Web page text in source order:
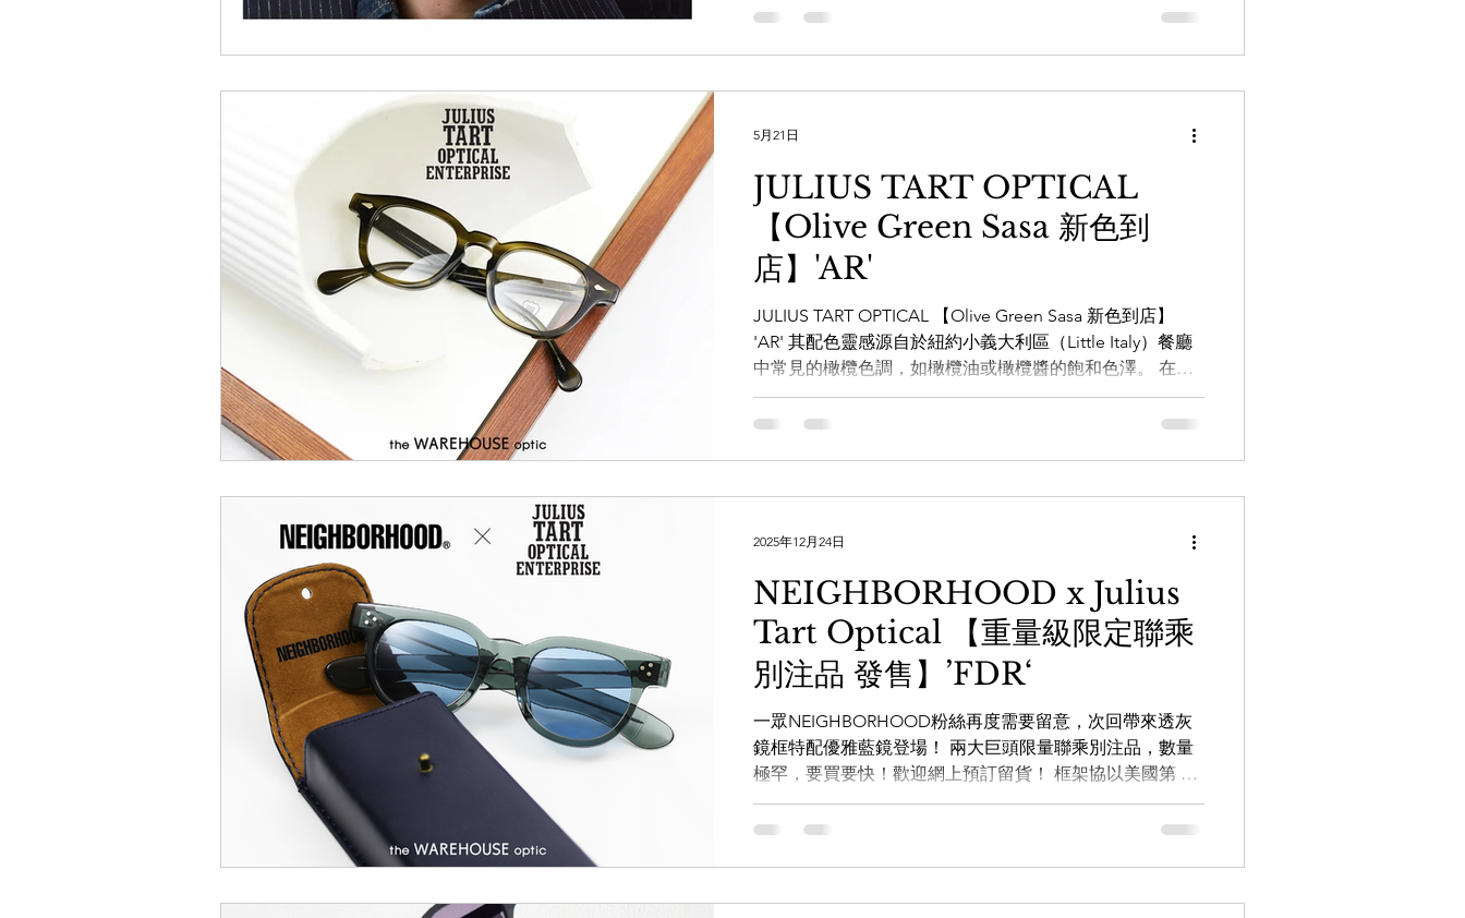
EFFECTOR
常休閒皆能夠容易駕馭，所以都不少名人佩戴，包括金南
專門店 www.thewarehouse.com.hk
www.instagram.com/the_WAREHOUSE_optic 「銅鑼灣
店」 地址：銅鑼灣白沙道18號1樓 電話：28825488 營業時
間：11:00am-09:00pm 「旺角店」 地址：旺角登扛士街仁
安大廈地下，鋪號：23A舖(商場外圍, 面向登打士街) 電
話：39565265 營業時間：11:00am-09:00pm 「尖沙咀店」
地址：九龍尖沙咀梳士巴利道K11 MUSEA商場
JULIUS TART OPTICAL
【Olive Green Sasa 新色到
店】'AR'
JULIUS TART OPTICAL 【Olive Green Sasa 新色到店】
'AR' 其配色靈感源自於紐約小義大利區（Little Italy）餐廳
中常見的橄欖色調，如橄欖油或橄欖醬的飽和色澤。 在眼
鏡術語中，「Sasa」（ササ）指的是一種具有橫向條紋或
紋理的板材效果。與單一色調不同，這款配色採用雙色處
James Dean 和 Johnny Depp 佩戴而聲名大噪。 透過
【the WAREHOUSE optic 日本手造眼鏡專門店】
www.facebook.com/thewarehouseoptic
www.instagram.com/the_WAREHOUSE_optic
www.thewarehouse.com.hk 銅鑼灣店： 銅鑼灣白沙道18號
一樓 電話：2882 5488 尖沙咀店： 九龍尖沙咀梳士巴利道
K11 MU
5月21日
NEIGHBORHOOD x Julius
Tart Optical 【重量級限定聯乘
別注品 發售】’FDR‘
一眾NEIGHBORHOOD粉絲再度需要留意，次回帶來透灰
鏡框特配優雅藍鏡登場！ 兩大巨頭限量聯乘別注品，數量
極罕，要買要快！歡迎網上預訂留貨！ 框架協以美國第 32
任總統羅斯福（Franklin Delano Roosevelt）來命名，用上
粗線條的鏡框及粗身的船槳臂，感覺粗獷及富有質感，而
然會懂得欣賞。 指定尺碼：48-22 透過WHATSAPP即時向
2025年12月24日